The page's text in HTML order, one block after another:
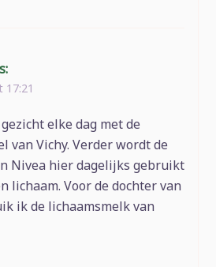
17:21
elke dag met de
van Vichy. Verder wordt de
Nivea hier dagelijks gebruikt
lichaam. Voor de dochter van
ik de lichaamsmelk van